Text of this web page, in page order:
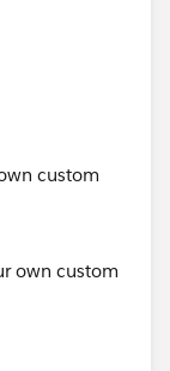
custom